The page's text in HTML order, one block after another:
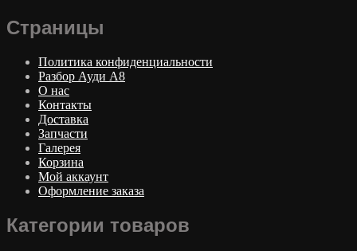
Страницы
Политика конфиденциальности
Разбор Ауди А8
О нас
Контакты
Доставка
Запчасти
Галерея
Корзина
Мой аккаунт
Оформление заказа
Категории товаров